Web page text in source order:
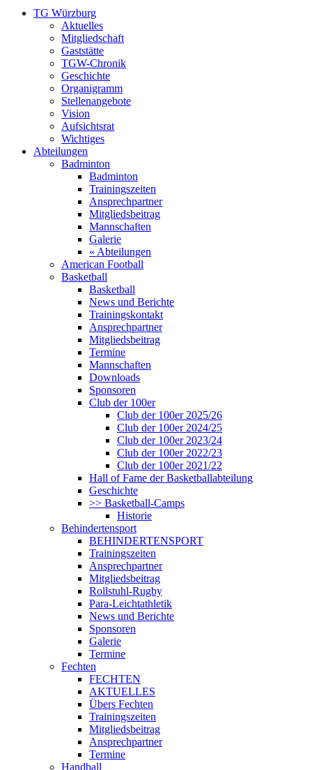
TG Würzburg
Aktuelles
Mitgliedschaft
Gaststätte
TGW-Chronik
Geschichte
Organigramm
Stellenangebote
Vision
Aufsichtsrat
Wichtiges
Abteilungen
Badminton
Badminton
Trainingszeiten
Ansprechpartner
Mitgliedsbeitrag
Mannschaften
Galerie
« Abteilungen
American Football
Basketball
Basketball
News und Berichte
Trainingskontakt
Ansprechpartner
Mitgliedsbeitrag
Termine
Mannschaften
Downloads
Sponsoren
Club der 100er
Club der 100er 2025/26
Club der 100er 2024/25
Club der 100er 2023/24
Club der 100er 2022/23
Club der 100er 2021/22
Hall of Fame der Basketballabteilung
Geschichte
>> Basketball-Camps
Historie
Behindertensport
BEHINDERTENSPORT
Trainingszeiten
Ansprechpartner
Mitgliedsbeitrag
Rollstuhl-Rugby
Para-Leichtathletik
News und Berichte
Sponsoren
Galerie
Termine
Fechten
FECHTEN
AKTUELLES
Übers Fechten
Trainingszeiten
Mitgliedsbeitrag
Ansprechpartner
Termine
Handball